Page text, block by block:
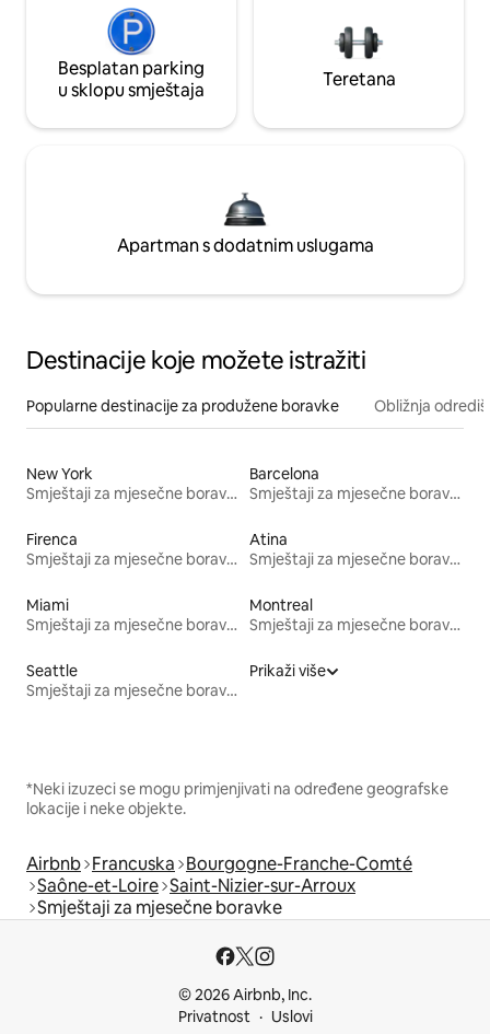
Besplatan parking
u sklopu smještaja
Teretana
Apartman s dodatnim uslugama
Destinacije koje možete istražiti
Popularne destinacije za produžene boravke Obližnja
New York
Smještaji za mjesečne boravke
Barcelona
Smještaji za mjesečne boravke
Firenca
Smještaji za mjesečne boravke
Atina
Smještaji za mjesečne boravke
Miami
Smještaji za mjesečne boravke
Montreal
Smještaji za mjesečne boravke
Seattle
Smještaji za mjesečne boravke
Prikaži više
*Neki izuzeci se mogu primjenjivati na određene geografske
lokacije i neke objekte.
Airbnb Francuska Bourgogne-Franche-Comté
Saône-et-Loire Saint-Nizier-sur-Arroux
Smještaji za mjesečne boravke
© 2026 Airbnb, Inc.
Privatnost
Uslovi